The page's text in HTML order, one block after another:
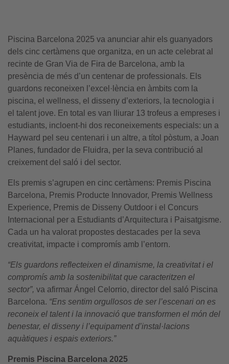
Piscina Barcelona 2025 va anunciar ahir els guanyadors
dels cinc certàmens que organitza, en un acte celebrat al
recinte de Gran Via de Fira de Barcelona, amb la
presència de més d’un centenar de professionals. Els
guardons reconeixen l’excel·lència en àmbits com la
piscina, el wellness, el disseny d’exteriors, la tecnologia i
el talent jove. En total es van lliurar 13 trofeus a empreses i
estudiants, incloent-hi dos reconeixements especials: un a
Hayward pel seu centenari i un altre, a títol pòstum, a Joan
Planes, fundador de Fluidra, per la seva contribució al
creixement del saló i del sector.
Els premis s’agrupen en cinc certàmens: Premis Piscina
Barcelona, Premis Producte Innovador, Premis Wellness
Experience, Premis de Disseny Outdoor i el Concurs
Internacional per a Estudiants d’Arquitectura i Paisatgisme.
Cada un ha valorat propostes destacades per la seva
creativitat, impacte i compromís amb l’entorn.
“Els guardons reflecteixen el dinamisme, la creativitat i el
compromís amb la sostenibilitat que caracteritzen el
sector”, va afirmar Ángel Celorrio, director del saló Piscina
Barcelona. “Ens sentim orgullosos de ser l’escenari on es
reconeix el talent i la innovació que transformen el món del
benestar, el disseny i l’equipament d’instal·lacions
aquàtiques i espais exteriors.”
Premis Piscina Barcelona 2025